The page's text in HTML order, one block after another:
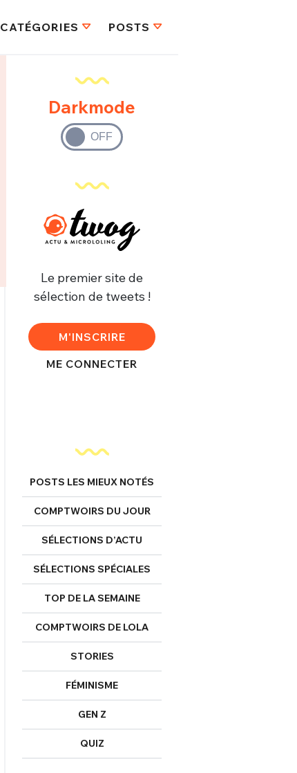
CATÉGORIES POSTS
Darkmode
Le premier site de
sélection de tweets !
M'INSCRIRE
ME CONNECTER
POSTS LES MIEUX NOTÉS
COMPTWOIRS DU JOUR
SÉLECTIONS D’ACTU
SÉLECTIONS SPÉCIALES
TOP DE LA SEMAINE
COMPTWOIRS DE LOLA
STORIES
FÉMINISME
GEN Z
QUIZ